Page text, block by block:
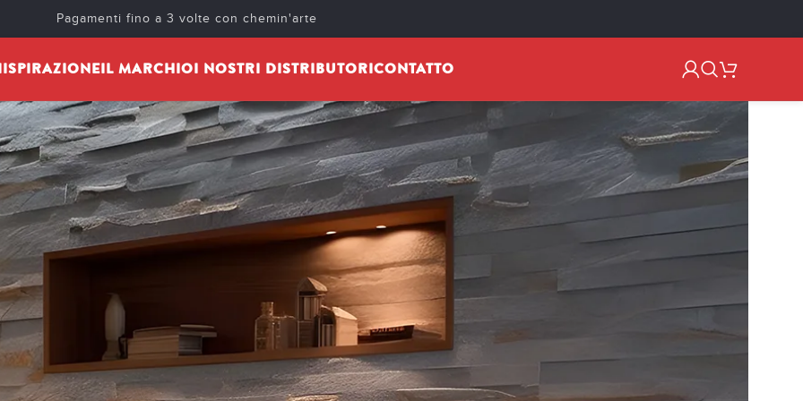
Pagamenti fino a 3 volte con chemin'arte
ISPIRAZIONEIL MARCHIOI NOSTRI DISTRIBUTORICONTATTO